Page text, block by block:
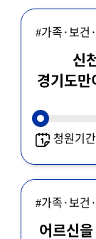
#가족·보건
신
경기도만
청원기
#가족·보건
어르신